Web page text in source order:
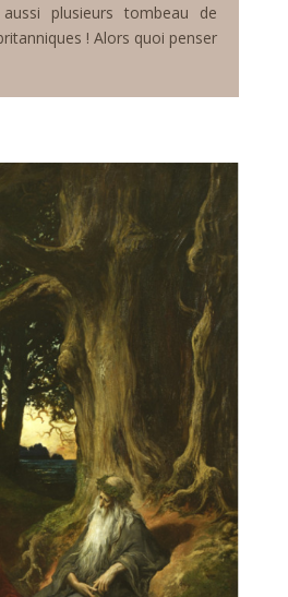
plusieurs tombeau de
! Alors quoi penser